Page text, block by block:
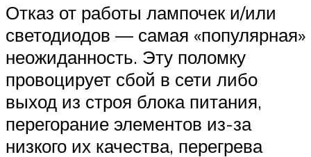
Отказ от работы лампочек и/или
светодиодов — самая «популярная»
неожиданность. Эту поломку
провоцирует сбой в сети либо
выход из строя блока питания,
перегорание элементов из-за
низкого их качества, перегрева